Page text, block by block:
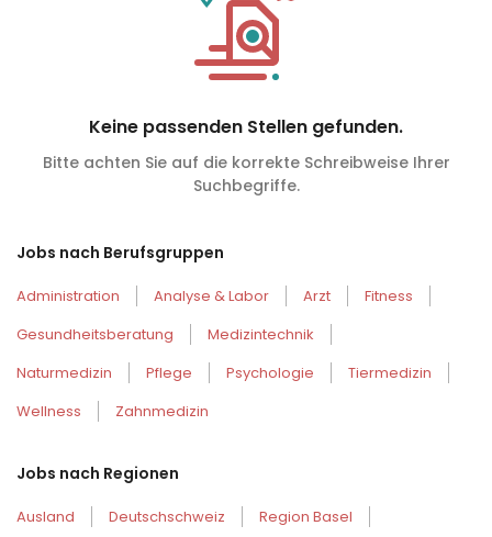
Keine passenden Stellen gefunden.
Bitte achten Sie auf die korrekte Schreibweise Ihrer
Suchbegriffe.
Jobs nach Berufsgruppen
Administration Analyse & Labor Arzt
Fitness
Gesundheitsberatung
Medizintechnik
Naturmedizin
Pflege Psychologie
Tiermedizin
Wellness
Zahnmedizin
Jobs nach Regionen
Ausland Deutschschweiz
Region Basel